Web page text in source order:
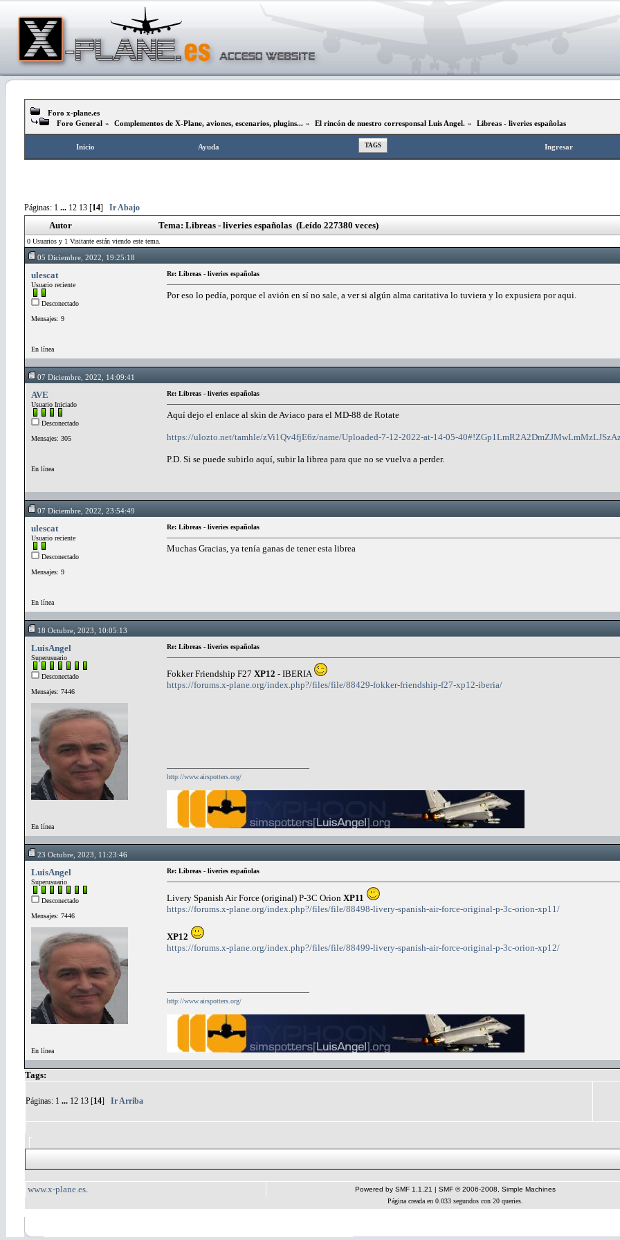
Foro x-plane.es
Foro General » Complementos de X-Plane, aviones, escenarios, plugins... » El rincón de nuestro corresponsal Luis Angel. » Libreas - liveries españolas
Inicio Ayuda TAGS Ingresar
Páginas: 1 ... 12 13 [14] Ir Abajo
Autor Tema: Libreas - liveries españolas (Leído 227380 veces)
0 Usuarios y 1 Visitante están viendo este tema.
05 Diciembre, 2022, 19:25:18
ulescat
Usuario reciente
Desconectado
Mensajes: 9
En línea
Re: Libreas - liveries españolas
Por eso lo pedía, porque el avión en sí no sale, a ver si algún alma caritativa lo tuviera y lo expusiera por aqui.
07 Diciembre, 2022, 14:09:41
AVE
Usuario Iniciado
Desconectado
Mensajes: 305
En línea
Re: Libreas - liveries españolas
Aquí dejo el enlace al skin de Aviaco para el MD-88 de Rotate
https://ulozto.net/tamhle/zVi1Qv4fjE6z/name/Uploaded-7-12-2022-at-14-05-
P.D. Si se puede subirlo aquí, subir la librea para que no se vuelva a perder.
07 Diciembre, 2022, 23:54:49
ulescat
Usuario reciente
Desconectado
Mensajes: 9
En línea
Re: Libreas - liveries españolas
Muchas Gracias, ya tenía ganas de tener esta librea
18 Octubre, 2023, 10:05:13
LuisAngel
Superusuario
Desconectado
Mensajes: 7446
En línea
Re: Libreas - liveries españolas
Fokker Friendship F27 XP12 - IBERIA
https://forums.x-plane.org/index.php?/files/file/88429-fokker-friendship-f27-xp12-iberia/
http://www.airspotters.org/
23 Octubre, 2023, 11:23:46
LuisAngel
Superusuario
Desconectado
Mensajes: 7446
En línea
Re: Libreas - liveries españolas
Livery Spanish Air Force (original) P-3C Orion XP11
https://forums.x-plane.org/index.php?/files/file/88498-livery-spanish-air-force-original-p-3c-orion-xp11/
XP12
https://forums.x-plane.org/index.php?/files/file/88499-livery-spanish-air-force-original-p-3c-orion-xp12/
http://www.airspotters.org/
Tags:
Páginas: 1 ... 12 13 [14] Ir Arriba
www.x-plane.es Powered by SMF 1.1.21 | SMF © 2006-2008, Simple Machines
Página creada en 0.033 segundos con 20 queries.